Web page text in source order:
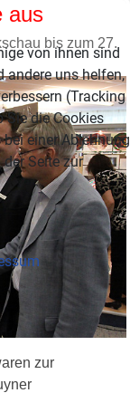
aus
bis zum 27.
zur
von ihnen sind
andere uns helfen,
(Tracking
Sie die Cookies
einer Ablehnung
Seite zur